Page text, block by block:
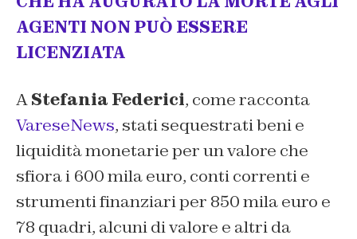
AGENTI NON PUÒ ESSERE
LICENZIATA
AStefania Federici, come racconta
VareseNews, stati sequestrati beni e
liquidità monetarie per un valore che
sfiora i 600 mila euro, conti correnti e
strumenti finanziari per 850 mila euro e
78 quadri, alcuni di valore e altri da